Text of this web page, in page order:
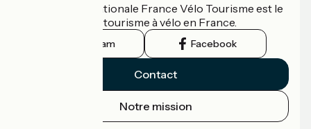
L'association nationale France Vélo Tourisme est le
guide officiel du tourisme à vélo en France.
Instagram Facebook
Contact
Notre mission